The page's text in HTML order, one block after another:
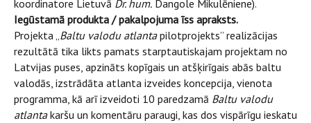
koordinatore Lietuvā Dr. hum. Dangole Mikulēniene).
Iegūstamā produkta / pakalpojuma īss apraksts.
Projekta „Baltu valodu atlantapilotprojekts” realizācijas
rezultātā tika likts pamats starptautiskajam projektam no
Latvijas puses, apzināts kopīgais un atšķirīgais abās baltu
valodās, izstrādāta atlanta izveides koncepcija, vienota
programma, kā arī izveidoti 10 paredzamā Baltu valodu
atlantakaršu un komentāru paraugi, kas dos vispārīgu ieskatu